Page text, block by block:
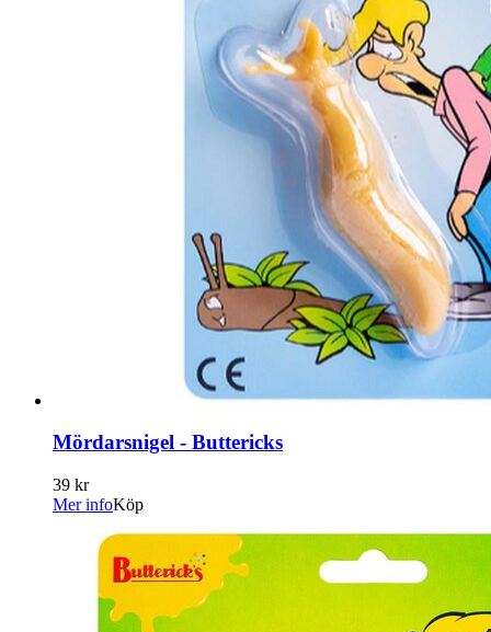
Mördarsnigel - Buttericks
39 kr
Mer infoKöp